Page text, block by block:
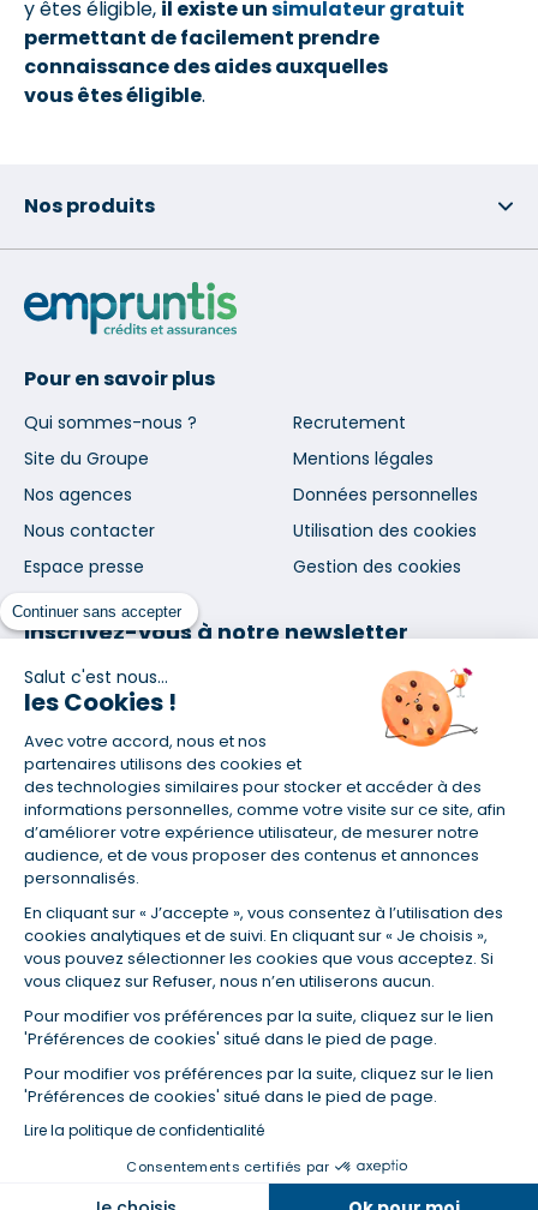
Continuer sans accepter
Salut c'est nous...
les Cookies !
Avec votre accord, nous et nos
partenaires utilisons des cookies et
des technologies similaires pour stocker et accéder à des
informations personnelles, comme votre visite sur ce site, afin
d’améliorer votre expérience utilisateur, de mesurer notre
audience, et de vous proposer des contenus et annonces
personnalisés.
En cliquant sur « J’accepte », vous consentez à l’utilisation des
cookies analytiques et de suivi. En cliquant sur « Je choisis »,
vous pouvez sélectionner les cookies que vous acceptez. Si
vous cliquez sur Refuser, nous n’en utiliserons aucun.
Pour modifier vos préférences par la suite, cliquez sur le lien
'Préférences de cookies' situé dans le pied de page.
Pour modifier vos préférences par la suite, cliquez sur le lien
'Préférences de cookies' situé dans le pied de page.
Lire la politique de confidentialité
Consentements certifiés par
y êtes éligible, il existe unsimulateur gratuit
permettant de facilement prendre
connaissance des aides auxquelles
vous êtes éligible.
Nos produits
Pour en savoir plus
Qui sommes-nous ?
Site du Groupe
Nos agences
Nous contacter
Espace presse
Recrutement
Mentions légales
Données personnelles
Utilisation des cookies
Gestion des cookies
Inscrivez-vous à notre newsletter
et nos communications
En vous abonnant, vous acceptez nos conditions d'utilisation
et notre politique de données personnelles. Vous pourrez
vous désabonner à tout moment depuis le lien présent dans
Certifié ISO 9001
Retrouvez-nous sur les réseaux